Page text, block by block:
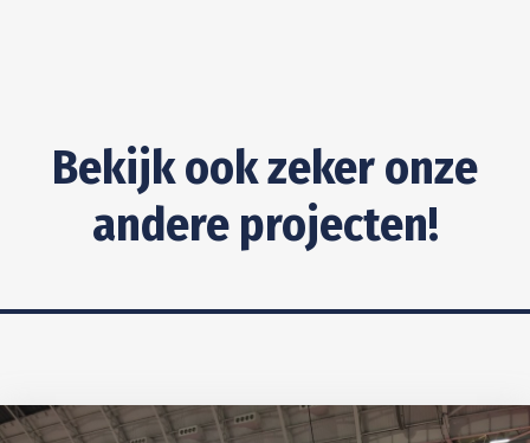
Bekijk ook zeker onze
andere projecten!